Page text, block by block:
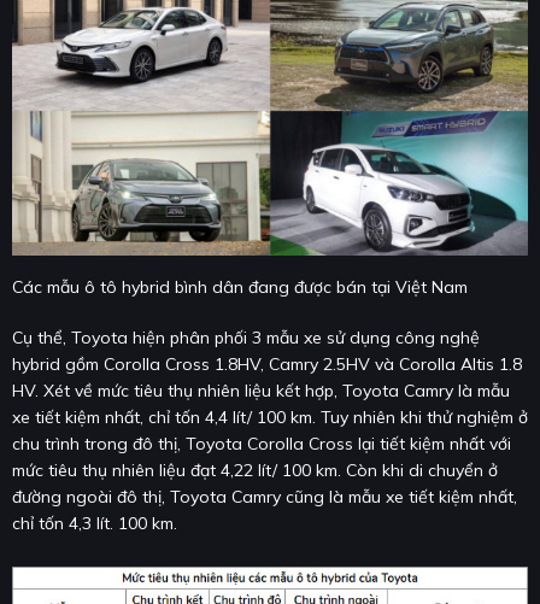
Các mẫu ô tô hybrid bình dân đang được bán tại Việt Nam
Cụ thể, Toyota hiện phân phối 3 mẫu xe sử dụng công nghệ
hybrid gồm Corolla Cross 1.8HV, Camry 2.5HV và Corolla Altis 1.8
HV. Xét về mức tiêu thụ nhiên liệu kết hợp, Toyota Camry là mẫu
xe tiết kiệm nhất, chỉ tốn 4,4 lít/ 100 km. Tuy nhiên khi thử nghiệm ở
chu trình trong đô thị, Toyota Corolla Cross lại tiết kiệm nhất với
mức tiêu thụ nhiên liệu đạt 4,22 lít/ 100 km. Còn khi di chuyển ở
đường ngoài đô thị, Toyota Camry cũng là mẫu xe tiết kiệm nhất,
chỉ tốn 4,3 lít. 100 km.